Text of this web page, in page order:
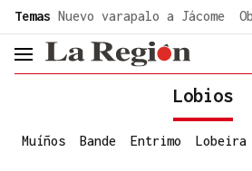
Temas Nuevo varapalo a Jácome
header.menu.open
Lobios
Muíños Bande Entrimo Lobeira